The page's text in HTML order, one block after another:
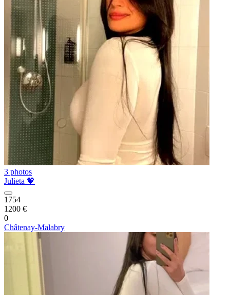
3 photos
Julieta 💖
1754
1200 €
0
Châtenay-Malabry